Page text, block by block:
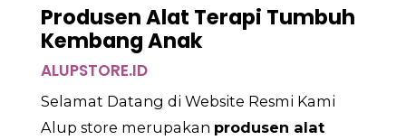
Produsen Alat Terapi Tumbuh
Kembang Anak
ALUPSTORE.ID
Selamat Datang di Website Resmi Kami
Alup store merupakan produsen alat